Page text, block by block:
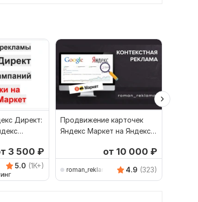
Директ:
3 500 ₽
5.0 (1K+)
Продвижение карточек
Яндекс Маркет на Яндекс
от 10 000 ₽
roman_reklama 4.9 (323)